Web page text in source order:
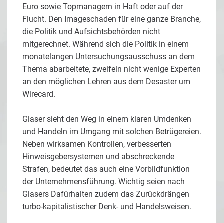
Euro sowie Topmanagern in Haft oder auf der
Flucht. Den Imageschaden für eine ganze Branche,
die Politik und Aufsichtsbehörden nicht
mitgerechnet. Während sich die Politik in einem
monatelangen Untersuchungsausschuss an dem
Thema abarbeitete, zweifeln nicht wenige Experten
an den möglichen Lehren aus dem Desaster um
Wirecard.
Glaser sieht den Weg in einem klaren Umdenken
und Handeln im Umgang mit solchen Betrügereien.
Neben wirksamen Kontrollen, verbesserten
Hinweisgebersystemen und abschreckende
Strafen, bedeutet das auch eine Vorbildfunktion
der Unternehmensführung. Wichtig seien nach
Glasers Dafürhalten zudem das Zurückdrängen
turbo-kapitalistischer Denk- und Handelsweisen.